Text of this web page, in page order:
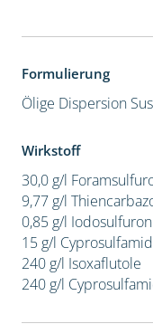
Formulierung
Ölige Dispersion
Wirkstoff
30,0 g/l
9,77 g/l
0,85 g/l
15 g/l
240 g/l Isoxaflutole
240 g/l